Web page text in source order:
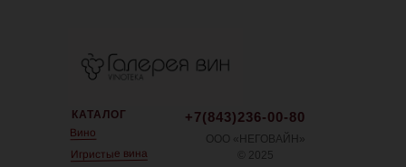
КАТАЛОГ
Вино
Игристые вина
ООО «НЕГОВАЙН»
© 2025
+7(843)236-00-80